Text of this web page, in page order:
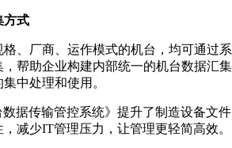
⽅式
、⼚商、运作模式的机台，均可通过系
帮助企业构建内部统⼀的机台数据汇集
中处理和使⽤。
数据传输管控系统》提升了制造设备文件
减少IT管理压⼒，让管理更轻简⾼效。